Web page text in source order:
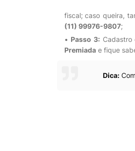
fiscal; caso queira,
(11) 99976-9807;
Passo 3:
Premiada e fique
Dica: